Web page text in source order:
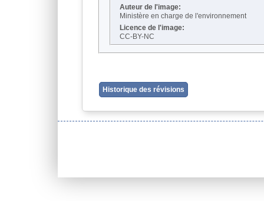
Auteur de l'image:
Ministère en charge de l'environnement
Licence de l'image:
CC-BY-NC
Historique des révisions